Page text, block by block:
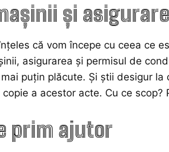
și
că vom începe cu ceea ce
asigurarea și permisul de
puțin plăcute. Și știi desigur
copie a acestor acte. Cu ce
prim ajutor